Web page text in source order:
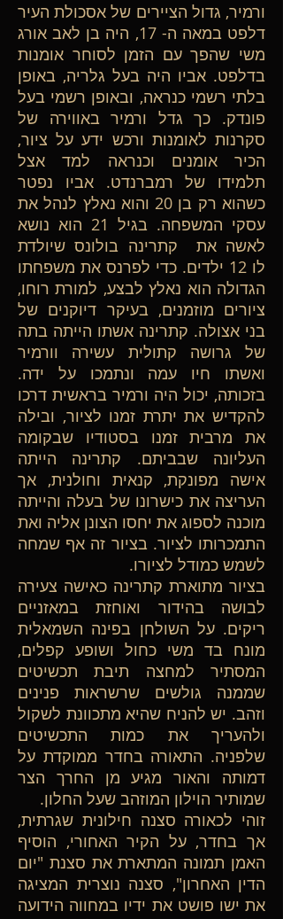
ורמיר, גדול הציירים של אסכולת העיר
דלפט במאה ה- 17, היה בן לאב אורג
משי שהפך עם הזמן לסוחר אומנות
בדלפט. אביו היה בעל גלריה, באופן
בלתי רשמי כנראה, ובאופן רשמי בעל
פונדק. כך גדל ורמיר באווירה של
סקרנות לאומנות ורכש ידע על ציור,
הכיר אומנים וכנראה למד אצל
תלמידו של רמברנדט. אביו נפטר
כשהוא רק בן 20 והוא נאלץ לנהל את
עסקי המשפחה. בגיל 21 הוא נושא
לאשה את קתרינה בולונס שיולדת
לו 12 ילדים. כדי לפרנס את משפחתו
הגדולה הוא נאלץ לבצע, למורת רוחו,
ציורים מוזמנים, בעיקר דיוקנים של
בני אצולה. קתרינה אשתו הייתה בתה
של גרושה קתולית עשירה וורמיר
ואשתו חיו עמה ונתמכו על ידה.
בזכותה, יכול היה ורמיר בראשית דרכו
להקדיש את יתרת זמנו לציור, ובילה
את מרבית זמנו בסטודיו שבקומה
העליונה שבביתם. קתרינה הייתה
אישה מפונקת, קנאית וחולנית, אך
העריצה את כישרונו של בעלה והייתה
מוכנה לספוג את יחסו הצונן אליה ואת
התמכרותו לציור. בציור זה אף שמחה
לשמש כמודל לציורו.
בציור מתוארת קתרינה כאישה צעירה
לבושה בהידור ואוחזת במאזניים
ריקים. על השולחן בפינה השמאלית
מונח בד משי כחול ושופע קפלים,
המסתיר למחצה תיבת תכשיטים
שממנה גולשים שרשראות פנינים
וזהב. יש להניח שהיא מתכוונת לשקול
ולהעריך את כמות התכשיטים
שלפניה. התאורה בחדר ממוקדת על
דמותה והאור מגיע מן החרך הצר
שמותיר הוילון המוזהב שעל החלון.
זוהי לכאורה סצנה חילונית שגרתית,
אך בחדר, על הקיר האחורי, הוסיף
האמן תמונה המתארת את סצנת "יום
הדין האחרון", סצנה נוצרית המציגה
את ישו פושט את ידיו במחווה הידועה